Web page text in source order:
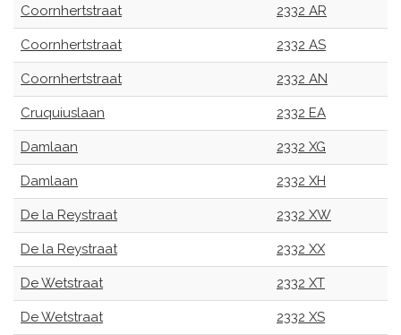
Coornhertstraat 2332 AR
Coornhertstraat 2332 AS
Coornhertstraat 2332 AN
Cruquiuslaan 2332 EA
Damlaan 2332 XG
Damlaan 2332 XH
De la Reystraat 2332 XW
De la Reystraat 2332 XX
De Wetstraat 2332 XT
De Wetstraat 2332 XS